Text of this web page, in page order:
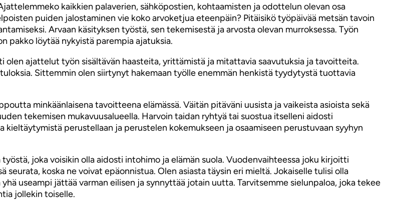
kaikkien palaverien, sähköpostien, kohtaamisten ja odottelun olevan osa
puiden jalostaminen vie koko arvoketjua eteenpäin? Pitäisikö työpäivää metsän tavoin
Arvaan käsityksen työstä, sen tekemisestä ja arvosta olevan murroksessa. Työn
pakko löytää nykyistä parempia ajatuksia.
ajattelut työn sisältävän haasteita, yrittämistä ja mitattavia saavutuksia ja tavoitteita.
Sittemmin olen siirtynyt hakemaan työlle enemmän henkistä tyydytystä tuottavia
minkäänlaisena tavoitteena elämässä. Väitän pitäväni uusista ja vaikeista asioista sekä
tekemisen mukavuusalueella. Harvoin taidan ryhtyä tai suostua itselleni aidosti
perustellaan ja perustelen kokemukseen ja osaamiseen perustuvaan syyhyn
joka voisikin olla aidosti intohimo ja elämän suola. Vuodenvaihteessa joku kirjoitti
koska ne voivat epäonnistua. Olen asiasta täysin eri mieltä. Jokaiselle tulisi olla
useampi jättää varman eilisen ja synnyttää jotain uutta. Tarvitsemme sielunpaloa, joka tekee
jollekin toiselle.